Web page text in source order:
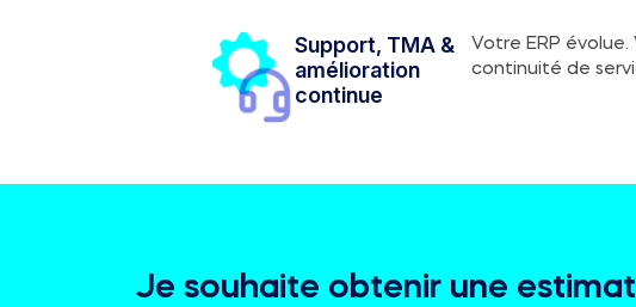
Support, TMA &
amélioration
continue
Votre ERP
continuité de
Je souhaite obtenir une